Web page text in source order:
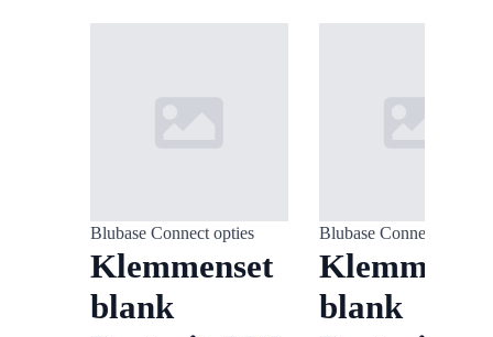
Blubase Connect opties
Klemmenset
blank
Blubase Connect opties
blank